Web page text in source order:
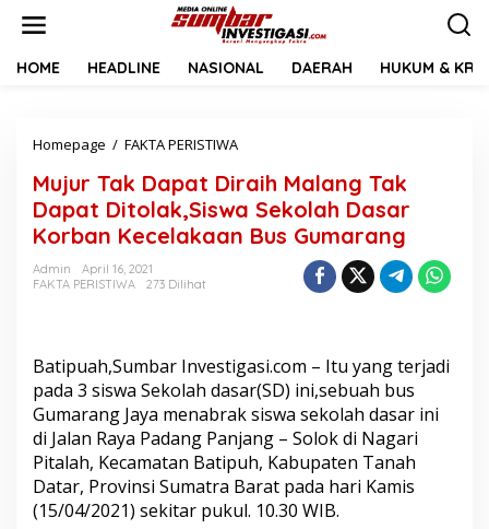
HOME HEADLINE NASIONAL DAERAH HUKUM &
Homepage / FAKTA PERISTIWA
j
u
r
T
a
t
D
i
r
a
i
h
M
Mujur Tak Dapat Diraih Malang Tak
Dapat Ditolak,Siswa Sekolah Dasar
Korban Kecelakaan Bus Gumarang
Admin
April 16, 2021
FAKTA PERISTIWA
273 Dilihat
Batipuah,Sumbar Investigasi.com – Itu yang terjadi
pada 3 siswa Sekolah dasar(SD) ini,sebuah bus
Gumarang Jaya menabrak siswa sekolah dasar ini
di Jalan Raya Padang Panjang – Solok di Nagari
Pitalah, Kecamatan Batipuh, Kabupaten Tanah
Datar, Provinsi Sumatra Barat pada hari Kamis
(15/04/2021) sekitar pukul. 10.30 WIB.